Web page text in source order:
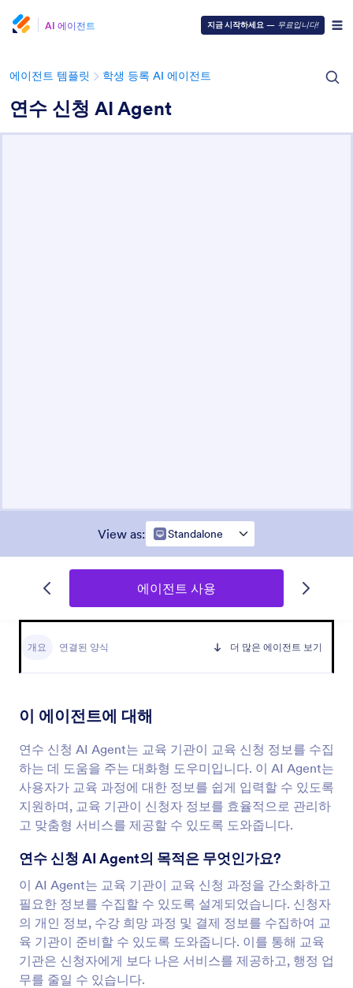
AI 에이전트 지금 시작하세요 — 무료입니다!
에이전트 템플릿 학생 등록 ​​AI 에이전트
연수 신청 AI Agent
View as: Standalone
에이전트 사용
개요 연결된 양식 더 많은 에이전트 보기
이 에이전트에 대해
연수 신청 AI Agent는 교육 기관이 교육 신청 정보를 수집
하는 데 도움을 주는 대화형 도우미입니다. 이 AI Agent는
사용자가 교육 과정에 대한 정보를 쉽게 입력할 수 있도록
지원하며, 교육 기관이 신청자 정보를 효율적으로 관리하
고 맞춤형 서비스를 제공할 수 있도록 도와줍니다.
연수 신청 AI Agent의 목적은 무엇인가요?
이 AI Agent는 교육 기관이 교육 신청 과정을 간소화하고
필요한 정보를 수집할 수 있도록 설계되었습니다. 신청자
의 개인 정보, 수강 희망 과정 및 결제 정보를 수집하여 교
육 기관이 준비할 수 있도록 도와줍니다. 이를 통해 교육
기관은 신청자에게 보다 나은 서비스를 제공하고, 행정 업
무를 줄일 수 있습니다.